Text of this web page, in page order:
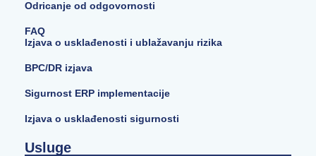
Odricanje od odgovornosti
FAQ
Izjava o usklađenosti i ublažavanju rizika
BPC/DR izjava
Sigurnost ERP implementacije
Izjava o usklađenosti sigurnosti
Usluge